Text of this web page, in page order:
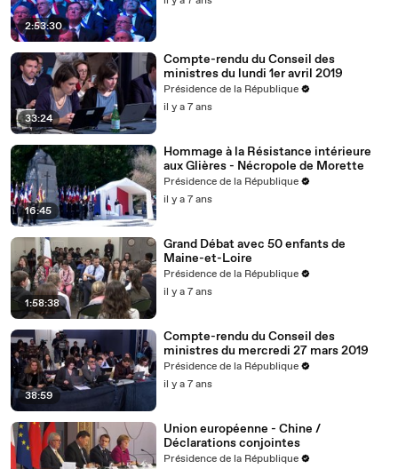
2:53:30
33:24
Compte-rendu du Conseil des
ministres du lundi 1er avril 2019
Présidence de la République
il y a 7 ans
16:45
Hommage à la Résistance intérieure
aux Glières - Nécropole de Morette
Présidence de la République
il y a 7 ans
1:58:38
Grand Débat avec 50 enfants de
Maine-et-Loire
Présidence de la République
il y a 7 ans
38:59
Compte-rendu du Conseil des
ministres du mercredi 27 mars 2019
Présidence de la République
il y a 7 ans
Union européenne - Chine /
Déclarations conjointes
Présidence de la République